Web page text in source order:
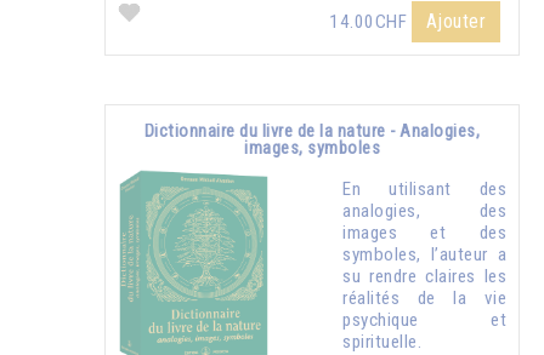
14.00CHF Ajouter
Dictionnaire du livre de la nature - Analogies,
images, symboles
En utilisant des
analogies, des
images et des
symboles, l’auteur a
su rendre claires les
réalités de la vie
psychique et
spirituelle.